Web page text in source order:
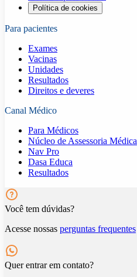
Política de cookies
Para pacientes
Exames
Vacinas
Unidades
Resultados
Direitos e deveres
Canal Médico
Para Médicos
Núcleo de Assessoria Médica
Nav Pro
Dasa Educa
Resultados
Você tem dúvidas?
Acesse nossas perguntas frequentes
Quer entrar em contato?